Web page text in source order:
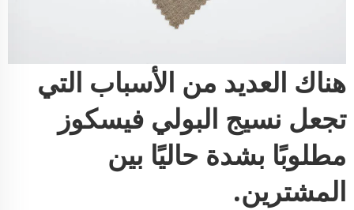
هناك العديد من الأسباب التي
تجعل نسيج البولي فيسكوز
مطلوبًا بشدة حاليًا بين
المشترين.